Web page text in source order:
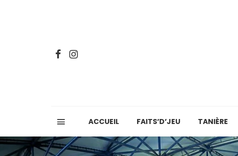
ACCUEIL FAITS’D’JEU TANIÈRE